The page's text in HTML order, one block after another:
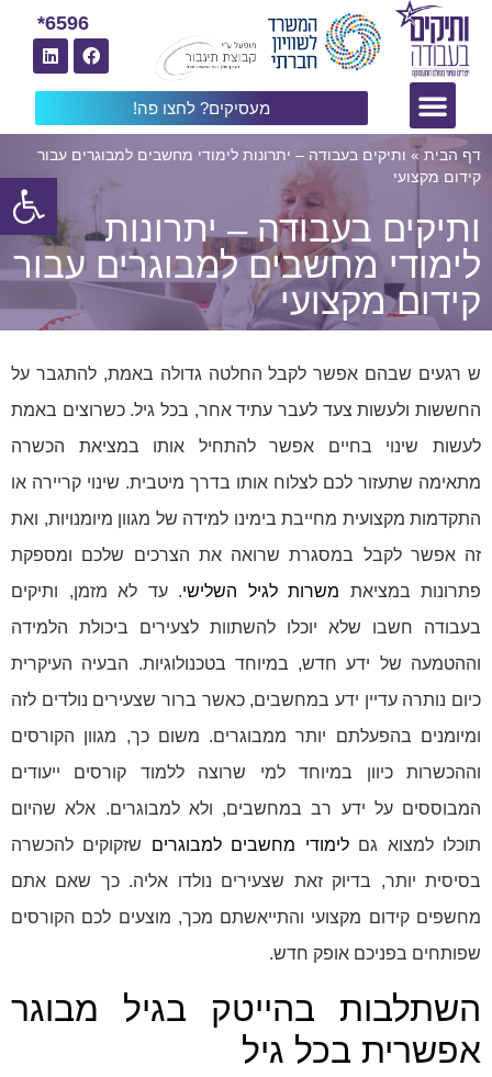
מעסיקים? לחצו פה!
6596*
דף הבית » ותיקים בעבודה – יתרונות לימודי מחשבים למבוגרים עבור
קידום מקצועי
ותיקים בעבודה – יתרונות
לימודי מחשבים למבוגרים עבור
קידום מקצועי
ש רגעים שבהם אפשר לקבל החלטה גדולה באמת, להתגבר על
החששות ולעשות צעד לעבר עתיד אחר, בכל גיל. כשרוצים באמת
לעשות שינוי בחיים אפשר להתחיל אותו במציאת הכשרה
מתאימה שתעזור לכם לצלוח אותו בדרך מיטבית. שינוי קריירה או
התקדמות מקצועית מחייבת בימינו למידה של מגוון מיומנויות, ואת
זה אפשר לקבל במסגרת שרואה את הצרכים שלכם ומספקת
פתרונות במציאת משרות לגיל השלישי. עד לא מזמן, ותיקים
בעבודה חשבו שלא יוכלו להשתוות לצעירים ביכולת הלמידה
וההטמעה של ידע חדש, במיוחד בטכנולוגיות. הבעיה העיקרית
כיום נותרה עדיין ידע במחשבים, כאשר ברור שצעירים נולדים לזה
ומיומנים בהפעלתם יותר ממבוגרים. משום כך, מגוון הקורסים
וההכשרות כיוון במיוחד למי שרוצה ללמוד קורסים ייעודים
המבוססים על ידע רב במחשבים, ולא למבוגרים. אלא שהיום
תוכלו למצוא גם לימודי מחשבים למבוגרים שזקוקים להכשרה
בסיסית יותר, בדיוק זאת שצעירים נולדו אליה. כך שאם אתם
מחשפים קידום מקצועי והתייאשתם מכך, מוצעים לכם הקורסים
שפותחים בפניכם אופק חדש.
השתלבות בהייטק בגיל מבוגר
אפשרית בכל גיל